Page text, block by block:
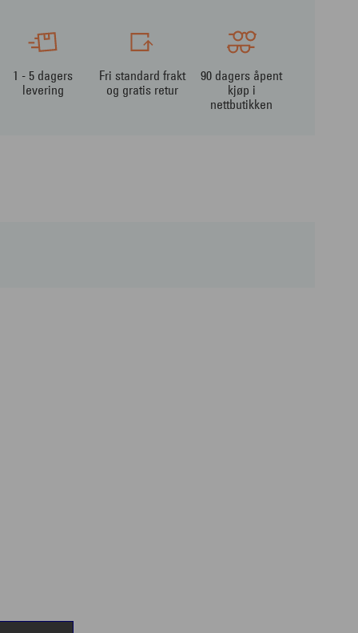
1 - 5 dagers
levering
Fri standard frakt
og gratis retur
90 dagers åpent
kjøp i
nettbutikken